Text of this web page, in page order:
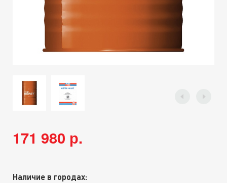
171 980 р.
Наличие в городах: